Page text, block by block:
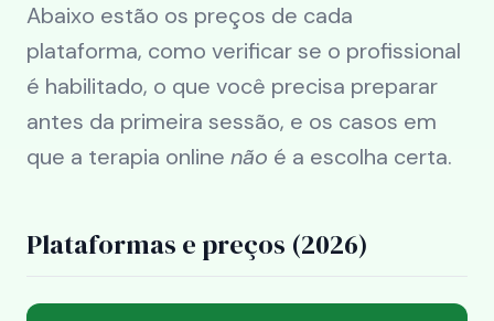
Abaixo estão os preços de cada
plataforma, como verificar se o profissional
é habilitado, o que você precisa preparar
antes da primeira sessão, e os casos em
que a terapia online não é a escolha certa.
Plataformas e preços (2026)